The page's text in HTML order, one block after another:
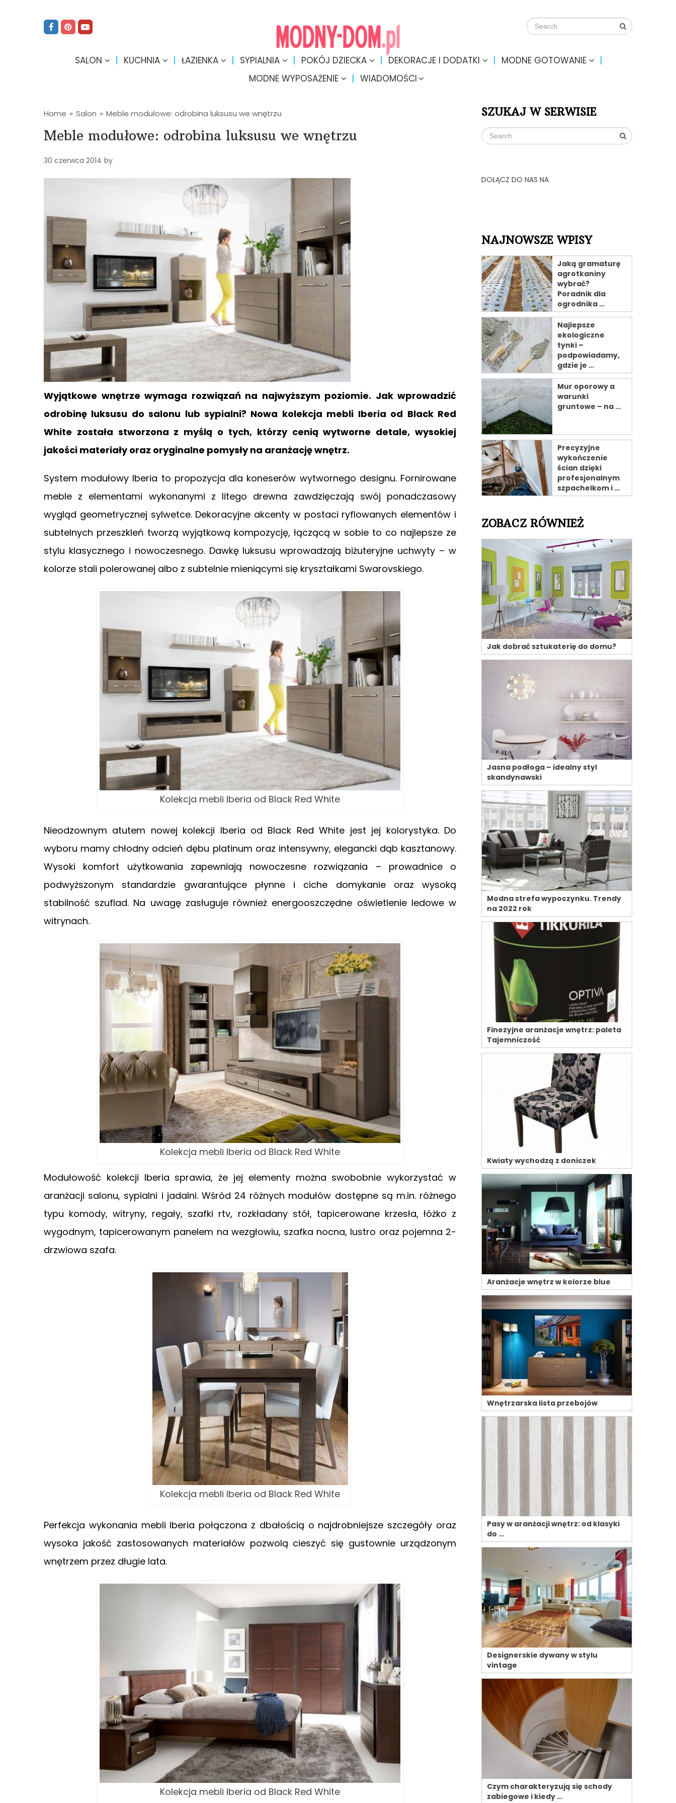
SALON KUCHNIA ŁAZIENKA SYPIALNIA POKÓJ DZIECKA DEKORACJE I DODATKI
MODNE GOTOWANIE
MODNE WYPOSAŻENIE
WIADOMOŚCI
Home » Salon » Meble modułowe: odrobina luksusu we wnętrzu
Meble modułowe: odrobina luksusu we wnętrzu
30 czerwca 2014 by
Wyjątkowe wnętrze wymaga rozwiązań na najwyższym poziomie. Jak wprowadzić
odrobinę luksusu do salonu lub sypialni? Nowa kolekcja mebli Iberia od Black Red
White została stworzona z myślą o tych, którzy cenią wytworne detale, wysokiej
jakości materiały oraz oryginalne pomysły na aranżację wnętrz.
System modułowy Iberia to propozycja dla koneserów wytwornego designu. Fornirowane
meble z elementami wykonanymi z litego drewna zawdzięczają swój ponadczasowy
wygląd geometrycznej sylwetce. Dekoracyjne akcenty w postaci ryflowanych elementów i
subtelnych przeszkleń tworzą wyjątkową kompozycję, łączącą w sobie to co najlepsze ze
stylu klasycznego i nowoczesnego. Dawkę luksusu wprowadzają biżuteryjne uchwyty – w
kolorze stali polerowanej albo z subtelnie mieniącymi się kryształkami Swarovskiego.
Kolekcja mebli Iberia od Black Red White
Nieodzownym atutem nowej kolekcji Iberia od Black Red White jest jej kolorystyka. Do
wyboru mamy chłodny odcień dębu platinum oraz intensywny, elegancki dąb kasztanowy.
Wysoki komfort użytkowania zapewniają nowoczesne rozwiązania – prowadnice o
podwyższonym standardzie gwarantujące płynne i ciche domykanie oraz wysoką
stabilność szuflad. Na uwagę zasługuje również energooszczędne oświetlenie ledowe w
witrynach.
Kolekcja mebli Iberia od Black Red White
Modułowość kolekcji Iberia sprawia, że jej elementy można swobobnie wykorzystać w
aranżacji salonu, sypialni i jadalni. Wśród 24 różnych modułów dostępne są m.in. różnego
typu komody, witryny, regały, szafki rtv, rozkładany stół, tapicerowane krzesła, łóżko z
wygodnym, tapicerowanym panelem na wezgłowiu, szafka nocna, lustro oraz pojemna 2-
drzwiowa szafa.
Kolekcja mebli Iberia od Black Red White
Perfekcja wykonania mebli Iberia połączona z dbałością o najdrobniejsze szczegóły oraz
wysoka jakość zastosowanych materiałów pozwolą cieszyć się gustownie urządzonym
wnętrzem przez długie lata.
Kolekcja mebli Iberia od Black Red White
SZUKAJ W SERWISIE
DOŁĄCZ DO NAS NA
NAJNOWSZE WPISY
Jaką gramaturę
agrotkaniny
wybrać?
Poradnik dla
ogrodnika …
Najlepsze
ekologiczne
tynki –
podpowiadamy,
gdzie je …
Mur oporowy a
warunki
gruntowe – na …
Precyzyjne
wykończenie
ścian dzięki
profesjonalnym
szpachelkom i …
ZOBACZ RÓWNIEŻ
Jak dobrać sztukaterię do domu?
Jasna podłoga – idealny styl
skandynawski
Modna strefa wypoczynku. Trendy
na 2022 rok
Finezyjne aranżacje wnętrz: paleta
Tajemniczość
Kwiaty wychodzą z doniczek
Aranżacje wnętrz w kolorze blue
Wnętrzarska lista przebojów
Pasy w aranżacji wnętrz: od klasyki
do …
Designerskie dywany w stylu
vintage
Czym charakteryzują się schody
zabiegowe i kiedy …